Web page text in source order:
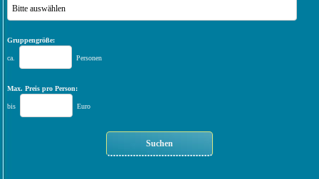
Bitte auswählen
Gruppengröße:
ca. Personen
Max. Preis pro Person:
bis Euro